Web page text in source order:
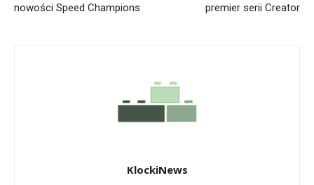
nowości Speed Champions
premier serii Creator
KlockiNews